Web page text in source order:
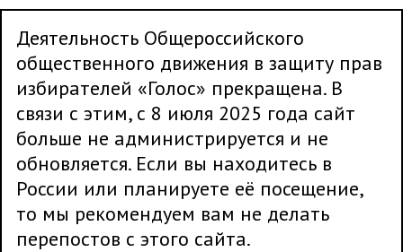
Деятельность Общероссийского
общественного движения в защиту прав
избирателей «Голос» прекращена. В
связи с этим, с 8 июля 2025 года сайт
больше не администрируется и не
обновляется. Если вы находитесь в
России или планируете её посещение,
то мы рекомендуем вам не делать
перепостов с этого сайта.